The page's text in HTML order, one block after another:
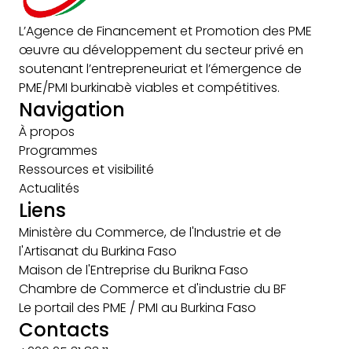
L’Agence de Financement et Promotion des PME
œuvre au développement du secteur privé en
soutenant l’entrepreneuriat et l’émergence de
PME/PMI burkinabè viables et compétitives.
Navigation
À propos
Programmes
Ressources et visibilité
Actualités
Liens
Ministère du Commerce, de l'Industrie et de
l'Artisanat du Burkina Faso
Maison de l'Entreprise du Burikna Faso
Chambre de Commerce et d'industrie du BF
Le portail des PME / PMI au Burkina Faso
Contacts